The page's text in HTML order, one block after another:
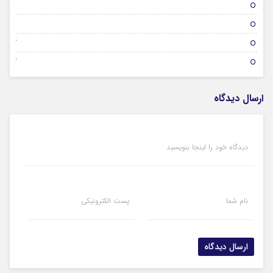
26 ژانویه 2026
26 ژانویه 2026
ارسال دیدگاه
دیدگاه خود را اینجا بنویسید
نام شما پست الکترونیکی